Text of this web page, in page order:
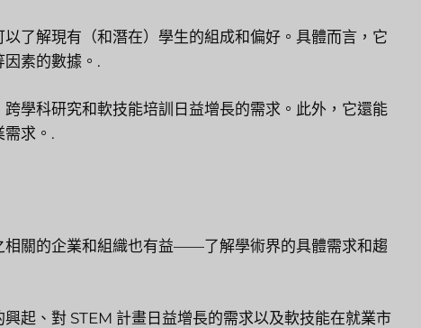
了解現有（和潛在）學生的組成和偏好。具體而言，它
素的數據。.
學科研究和軟技能培訓日益增長的需求。此外，它還能
需求。.
相關的企業和組織也有益——了解學術界的具體需求和趨
起、對 STEM 計畫日益增長的需求以及軟技能在就業市